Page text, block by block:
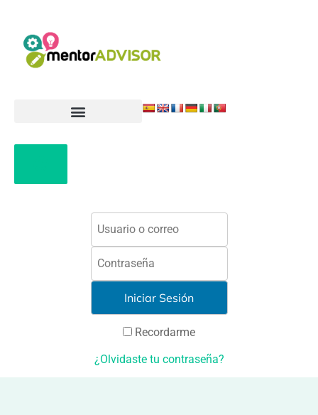
Recordarme
¿Olvidaste tu contraseña?